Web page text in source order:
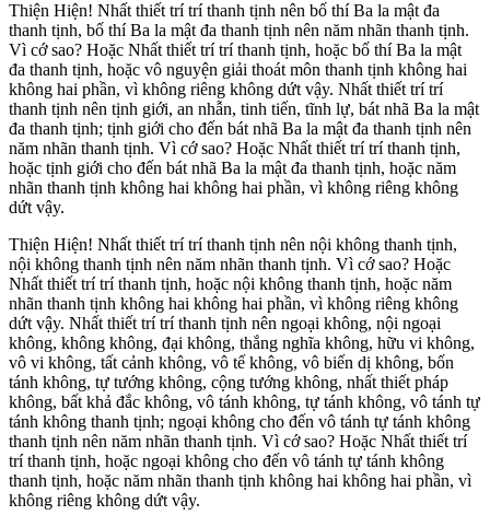
Thiện Hiện! Nhất thiết trí trí thanh tịnh nên bố thí Ba la mật đa
thanh tịnh, bố thí Ba la mật đa thanh tịnh nên năm nhãn thanh tịnh.
Vì cớ sao? Hoặc Nhất thiết trí trí thanh tịnh, hoặc bố thí Ba la mật
đa thanh tịnh, hoặc vô nguyện giải thoát môn thanh tịnh không hai
không hai phần, vì không riêng không dứt vậy. Nhất thiết trí trí
thanh tịnh nên tịnh giới, an nhẫn, tinh tiến, tĩnh lự, bát nhã Ba la mật
đa thanh tịnh; tịnh giới cho đến bát nhã Ba la mật đa thanh tịnh nên
năm nhãn thanh tịnh. Vì cớ sao? Hoặc Nhất thiết trí trí thanh tịnh,
hoặc tịnh giới cho đến bát nhã Ba la mật đa thanh tịnh, hoặc năm
nhãn thanh tịnh không hai không hai phần, vì không riêng không
dứt vậy.
Thiện Hiện! Nhất thiết trí trí thanh tịnh nên nội không thanh tịnh,
nội không thanh tịnh nên năm nhãn thanh tịnh. Vì cớ sao? Hoặc
Nhất thiết trí trí thanh tịnh, hoặc nội không thanh tịnh, hoặc năm
nhãn thanh tịnh không hai không hai phần, vì không riêng không
dứt vậy. Nhất thiết trí trí thanh tịnh nên ngoại không, nội ngoại
không, không không, đại không, thắng nghĩa không, hữu vi không,
vô vi không, tất cảnh không, vô tế không, vô biến dị không, bốn
tánh không, tự tướng không, cộng tướng không, nhất thiết pháp
không, bất khả đắc không, vô tánh không, tự tánh không, vô tánh tự
tánh không thanh tịnh; ngoại không cho đến vô tánh tự tánh không
thanh tịnh nên năm nhãn thanh tịnh. Vì cớ sao? Hoặc Nhất thiết trí
trí thanh tịnh, hoặc ngoại không cho đến vô tánh tự tánh không
thanh tịnh, hoặc năm nhãn thanh tịnh không hai không hai phần, vì
không riêng không dứt vậy.